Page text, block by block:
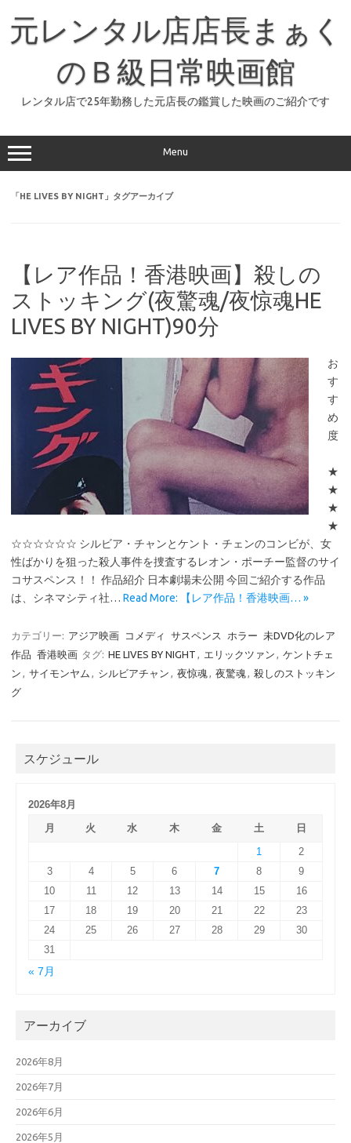
元レンタル店店長まぁく
のＢ級日常映画館
レンタル店で25年勤務した元店長の鑑賞した映画のご紹介です
Menu
「HE LIVES BY NIGHT 」タグアーカイブ
【レア作品！香港映画】殺しの
ストッキング(夜驚魂/夜惊魂HE
LIVES BY NIGHT)90分
お
す
す
め
度
★
★
★
★
☆☆☆☆☆☆ シルビア・チャンとケント・チェンのコンビが、女
性ばかりを狙った殺人事件を捜査するレオン・ポーチー監督のサイ
コサスペンス！！ 作品紹介 日本劇場未公開 今回ご紹介する作品
は、シネマシティ社… Read More: 【レア作品！香港映画… »
カテゴリー: アジア映画 コメディ サスペンス ホラー 未DVD化のレア
作品 香港映画 タグ: HE LIVES BY NIGHT , エリックツァン , ケントチェ
ン , サイモンヤム , シルビアチャン , 夜惊魂, 夜驚魂, 殺しのストッキン
グ
スケジュール
2026年8月
月
火 水 木 金 土
日
1
2
3
4 5 6 7 8
9
10
11 12 13 14 15
16
17
18 19 20 21 22
23
24
25 26 27 28 29
30
31
« 7月
アーカイブ
2026年8月
2026年7月
2026年6月
2026年5月